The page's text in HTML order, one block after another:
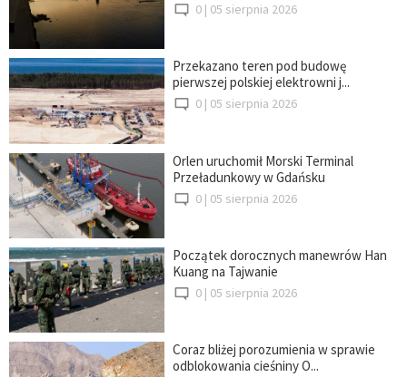
0 | 05 sierpnia 2026
Przekazano teren pod budowę
pierwszej polskiej elektrowni j...
0 | 05 sierpnia 2026
Orlen uruchomił Morski Terminal
Przeładunkowy w Gdańsku
0 | 05 sierpnia 2026
Początek dorocznych manewrów Han
Kuang na Tajwanie
0 | 05 sierpnia 2026
Coraz bliżej porozumienia w sprawie
odblokowania cieśniny O...